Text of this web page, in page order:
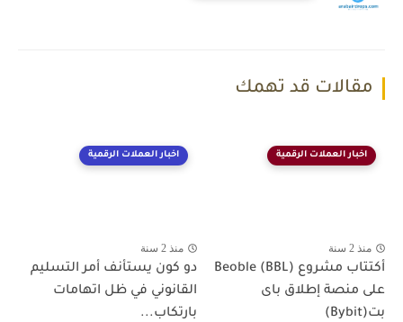
مقالات قد تهمك
اخبار العملات الرقمية
منذ 2 سنة
أكتتاب مشروع Beoble (BBL)
على منصة إطلاق باى
بت(Bybit)
اخبار العملات الرقمية
منذ 2 سنة
دو كون يستأنف أمر التسليم
القانوني في ظل اتهامات
بارتكاب...